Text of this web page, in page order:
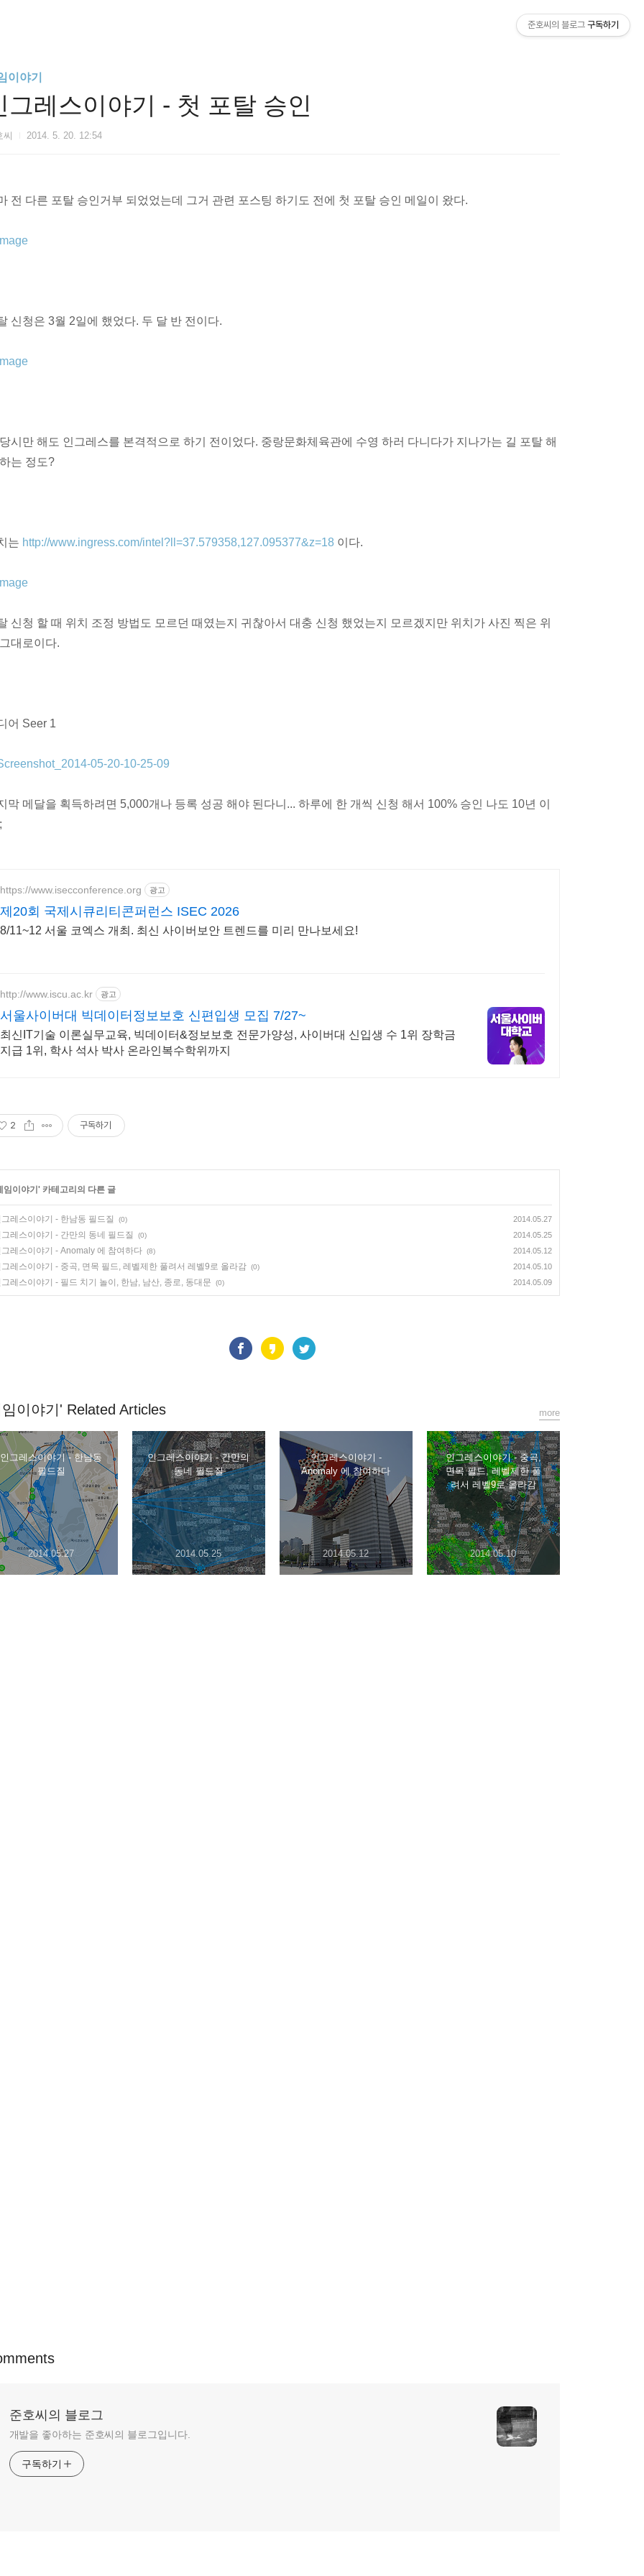
이야기
그레스이야기 - 첫 포탈 승인
2014. 5. 20. 12:54
전 다른 포탈 승인거부 되었었는데 그거 관련 포스팅 하기도 전에 첫 포탈 승인 메일이 왔다.
신청은 3월 2일에 했었다. 두 달 반 전이다.
시만 해도 인그레스를 본격적으로 하기 전이었다. 중랑문화체육관에 수영 하러 다니다가 지나가는 길 포탈 해
는 정도?
는 http://www.ingress.com/intel?ll=37.579358,127.095377&z=18이다.
신청 할 때 위치 조정 방법도 모르던 때였는지 귀찮아서 대충 신청 했었는지 모르겠지만 위치가 사진 찍은 위
대로이다.
어 Seer 1
막 메달을 획득하려면 5,000개나 등록 성공 해야 된다니... 하루에 한 개씩 신청 해서 100% 승인 나도 10년 이
https://www.isecconference.org 광고
제20회 국제시큐리티콘퍼런스 ISEC 2026
8/11~12 서울 코엑스 개최. 최신 사이버보안 트렌드를 미리 만나보세요!
http://www.iscu.ac.kr 광고
서울사이버대 빅데이터정보보호 신편입생 모집 7/27~
최신IT기술 이론실무교육, 빅데이터&정보보호 전문가양성, 사이버대 신입생 수 1위 장학금
지급 1위, 학사 석사 박사 온라인복수학위까지
2 구독하기
임이야기 ' 카테고리의 다른 글
레스이야기 - 한남동 필드질 (0) 2014.05.27
레스이야기 - 간만의 동네 필드질 (0) 2014.05.25
레스이야기 - Anomaly 에 참여하다 (8) 2014.05.12
레스이야기 - 중곡, 면목 필드, 레벨제한 풀려서 레벨9로 올라감 (0) 2014.05.10
레스이야기 - 필드 치기 놀이, 한남, 남산, 종로, 동대문 (0) 2014.05.09
이야기' Related Articles
인그레스이야기 - 한남동
필드질
2014.05.27
인그레스이야기 - 간만의
동네 필드질
2014.05.25
인그레스이야기 -
Anomaly 에 참여하다
2014.05.12
인그레스이야기 - 중곡,
면목 필드, 레벨제한 풀
려서 레벨9로 올라감
2014.05.10
more
준호씨의 블로그
개발을 좋아하는 준호씨의 블로그입니다.
구독하기
준호씨의 블로그 구독하기